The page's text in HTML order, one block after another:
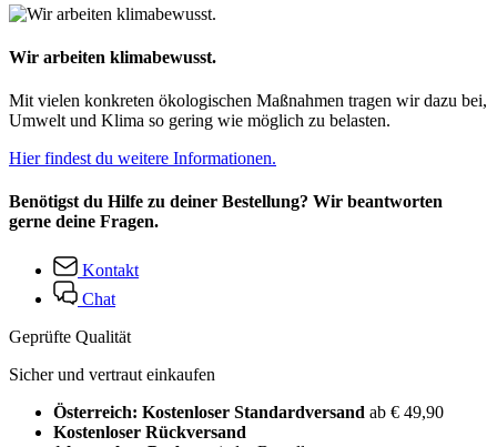
Wir arbeiten klimabewusst.
Mit vielen konkreten ökologischen Maßnahmen tragen wir dazu bei,
Umwelt und Klima so gering wie möglich zu belasten.
Hier findest du weitere Informationen.
Benötigst du Hilfe zu deiner Bestellung? Wir beantworten
gerne deine Fragen.
Kontakt
Chat
Geprüfte Qualität
Sicher und vertraut einkaufen
Österreich: Kostenloser Standardversand ab € 49,90
Kostenloser Rückversand